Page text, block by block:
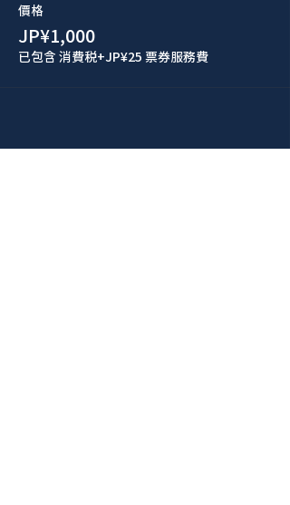
價格
JP¥1,000
已包含 消費税+JP¥25 票券服務費